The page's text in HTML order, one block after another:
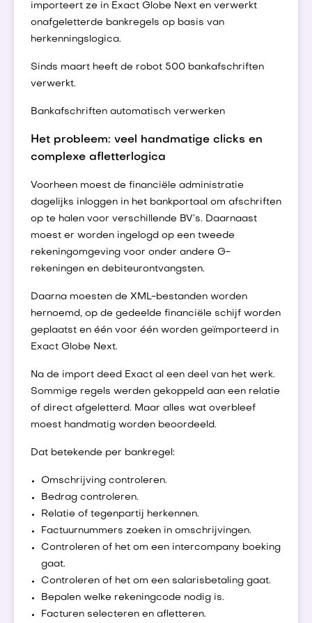
importeert ze in Exact Globe Next en verwerkt
onafgeletterde bankregels op basis van
herkenningslogica.
Sinds maart heeft de robot 500 bankafschriften
verwerkt.
Bankafschriften automatisch verwerken
Het probleem: veel handmatige clicks en
complexe afletterlogica
Voorheen moest de financiële administratie
dagelijks inloggen in het bankportaal om afschriften
op te halen voor verschillende BV’s. Daarnaast
moest er worden ingelogd op een tweede
rekeningomgeving voor onder andere G-
rekeningen en debiteurontvangsten.
Daarna moesten de XML-bestanden worden
hernoemd, op de gedeelde financiële schijf worden
geplaatst en één voor één worden geïmporteerd in
Exact Globe Next.
Na de import deed Exact al een deel van het werk.
Sommige regels werden gekoppeld aan een relatie
of direct afgeletterd. Maar alles wat overbleef
moest handmatig worden beoordeeld.
Dat betekende per bankregel:
Omschrijving controleren.
Bedrag controleren.
Relatie of tegenpartij herkennen.
Factuurnummers zoeken in omschrijvingen.
Controleren of het om een intercompany boeking
gaat.
Controleren of het om een salarisbetaling gaat.
Bepalen welke rekeningcode nodig is.
Facturen selecteren en afletteren.